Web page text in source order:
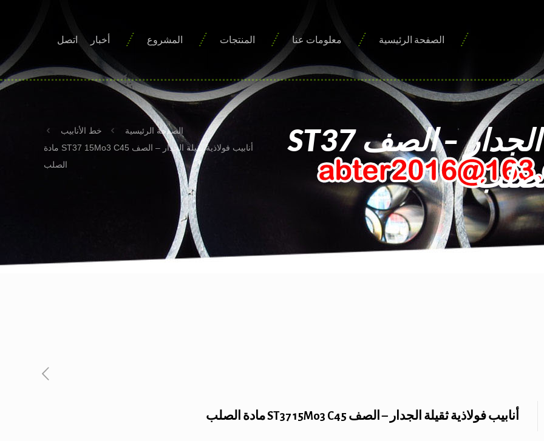
الصفحة الرئيسية معلومات عنا المنتجات المشروع أخبار اتصل
أنابيب فولاذية ثقيلة الجدار – الصف ST37
الصفحة الرئيسية
خط الأنابيب
أنابيب فولاذية ثقيلة الجدار – الصف ST37 15Mo3 C45 مادة
الصلب
أنابيب فولاذية ثقيلة الجدار – الصف ST37 15Mo3 C45 مادة الصلب